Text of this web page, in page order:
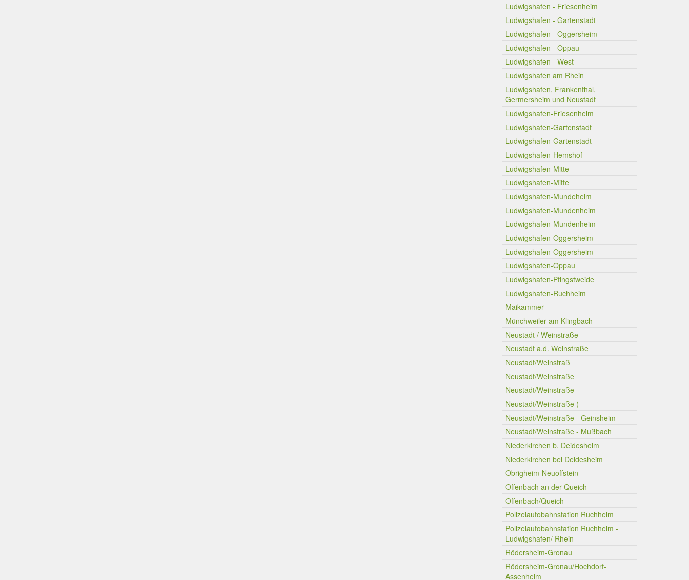
Ludwigshafen - Friesenheim
Ludwigshafen - Gartenstadt
Ludwigshafen - Oggersheim
Ludwigshafen - Oppau
Ludwigshafen - West
Ludwigshafen am Rhein
Ludwigshafen, Frankenthal,
Germersheim und Neustadt
Ludwigshafen-Friesenheim
Ludwigshafen-Gartenstadt
Ludwigshafen-Gartenstadt
Ludwigshafen-Hemshof
Ludwigshafen-Mitte
Ludwigshafen-Mitte
Ludwigshafen-Mundeheim
Ludwigshafen-Mundenheim
Ludwigshafen-Mundenheim
Ludwigshafen-Oggersheim
Ludwigshafen-Oggersheim
Ludwigshafen-Oppau
Ludwigshafen-Pfingstweide
Ludwigshafen-Ruchheim
Maikammer
Münchweiler am Klingbach
Neustadt / Weinstraße
Neustadt a.d. Weinstraße
Neustadt/Weinstraß
Neustadt/Weinstraße
Neustadt/Weinstraße
Neustadt/Weinstraße (
Neustadt/Weinstraße - Geinsheim
Neustadt/Weinstraße - Mußbach
Niederkirchen b. Deidesheim
Niederkirchen bei Deidesheim
Obrigheim-Neuoffstein
Offenbach an der Queich
Offenbach/Queich
Polizeiautobahnstation Ruchheim
Polizeiautobahnstation Ruchheim -
Ludwigshafen/ Rhein
Rödersheim-Gronau
Rödersheim-Gronau/Hochdorf-
Assenheim